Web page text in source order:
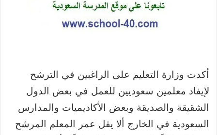
أكدت وزارة التعليم على الراغبين في الترشح
لإيفاد معلمين سعوديين للعمل في بعض الدول
الشقيقة والصديقة وبعض الأكاديميات والمدارس
السعودية في الخارج ألا يقل عمر المعلم المرشح